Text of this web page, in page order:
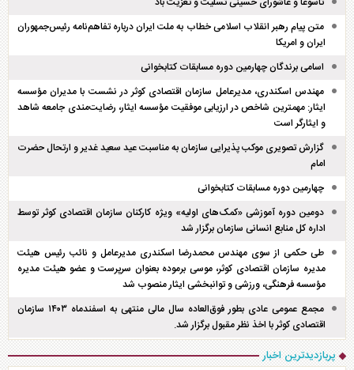
متن پیام رهبر انقلاب اسلامی خطاب به ملت ایران درباره تفاهم‌نامه رئیس‌جمهوران
ایران و امریکا
اسامی برندگان چهارمین دوره مسابقات کتابخوانی
مهندس اسکندری، مدیرعامل سازمان اقتصادی کوثر در نشست با مدیران مؤسسه
ایثار: مهمترین شاخص در ارزیابی موفقیت مؤسسه ایثار، رضایت‌مندی جامعه شاهد
و ایثارگر است
گزارش تصویری موکب پذیرایی سازمان به مناسبت عید سعید غدیر و ارتحال حضرت
امام
چهارمین دوره مسابقات کتابخوانی
دومین دوره آموزشی «کمک‌های اولیه» ویژه کارکنان سازمان اقتصادی کوثر توسط
اداره کل منابع انسانی سازمان برگزار شد
طی حکمی از سوی مهندس محمدرضا اسکندری مدیرعامل و نائب رئیس هیئت
مدیره سازمان اقتصادی کوثر، موسی برموده بعنوان سرپرست و عضو هیئت مدیره
مؤسسه فرهنگی، ورزشی و توانبخشی ایثار منصوب شد
مجمع عمومی عادی بطور فوق‌العاده سال مالی منتهی به اسفند‌ماه ۱۴۰۳ سازمان
اقتصادی کوثر با اخذ نظر مقبول برگزار شد.
پربازدیدترین اخبار